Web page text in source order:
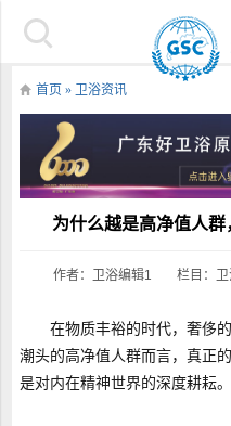
首页 » 卫浴资讯
为什么越是高净值人
作者：卫浴编辑1 栏目：
在物质丰裕的时代，奢侈
潮头的高净值人群而言，真正
是对内在精神世界的深度耕耘。